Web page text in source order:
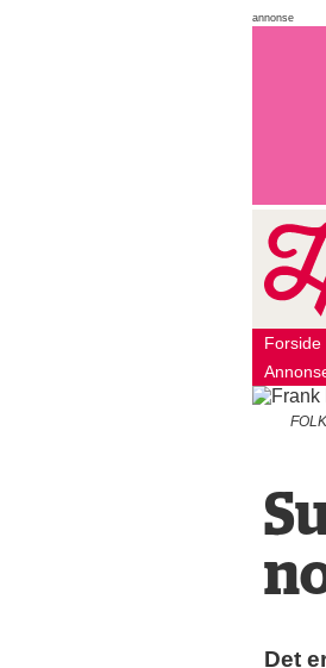
annonse
Forside
Det